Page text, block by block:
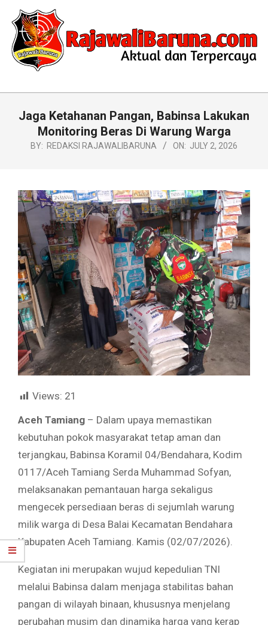
content
Primary
MenuJaga Ketahanan Pangan, Babinsa Lakukan
Monitoring Beras Di Warung Warga
BY: REDAKSI RAJAWALIBARUNA ON: JULY 2, 2026
Views: 21
Aceh Tamiang – Dalam upaya memastikan
kebutuhan pokok masyarakat tetap aman dan
terjangkau, Babinsa Koramil 04/Bendahara, Kodim
0117/Aceh Tamiang Serda Muhammad Sofyan,
melaksanakan pemantauan harga sekaligus
mengecek persediaan beras di sejumlah warung
milik warga di Desa Balai Kecamatan Bendahara
Kabupaten Aceh Tamiang. Kamis (02/07/2026).
Kegiatan ini merupakan wujud kepedulian TNI
melalui Babinsa dalam menjaga stabilitas bahan
pangan di wilayah binaan, khususnya menjelang
perubahan musim dan dinamika harga yang kerap